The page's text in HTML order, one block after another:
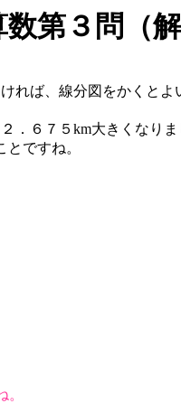
第３問（解
れば、線分図をかくとよ
．６７５km大きくなり
ですね。